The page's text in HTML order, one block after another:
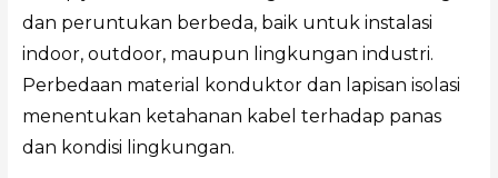
dan peruntukan berbeda, baik untuk instalasi
indoor, outdoor, maupun lingkungan industri.
Perbedaan material konduktor dan lapisan isolasi
menentukan ketahanan kabel terhadap panas
dan kondisi lingkungan.